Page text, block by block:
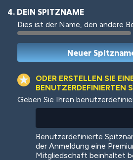
Woof Jungle
Colorful
4. DEIN SPITZNAME
Dies ist der Name, den andere
ODER ERSTELLEN SIE
BENUTZERDEFINIERTEN
Geben Sie Ihren
Benutzerdefinierte
der Anmeldung eine
Mitgliedschaft beinhaltet